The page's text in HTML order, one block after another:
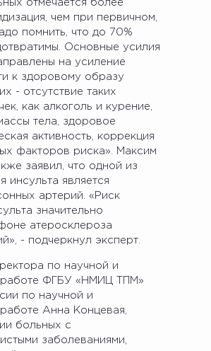
отмечается более
чем при первичном,
помнить, что до 70%
Основные усилия
на усиление
к здоровому образу
- отсутствие таких
как алкоголь и курение,
тела, здоровое
активность, коррекция
факторов риска». Максим
заявил, что одной из
инсульта является
артерий. «Риск
значительно
атеросклероза
- подчеркнул эксперт.
по научной и
работе ФГБУ «НМИЦ ТПМ»
по научной и
Анна Концевая,
больных с
заболеваниями,